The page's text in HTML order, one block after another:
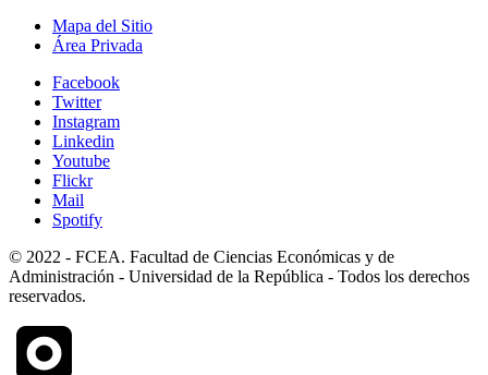
Mapa del Sitio
Área Privada
Facebook
Twitter
Instagram
Linkedin
Youtube
Flickr
Mail
Spotify
© 2022 - FCEA. Facultad de Ciencias Económicas y de
Administración - Universidad de la República - Todos los derechos
reservados.